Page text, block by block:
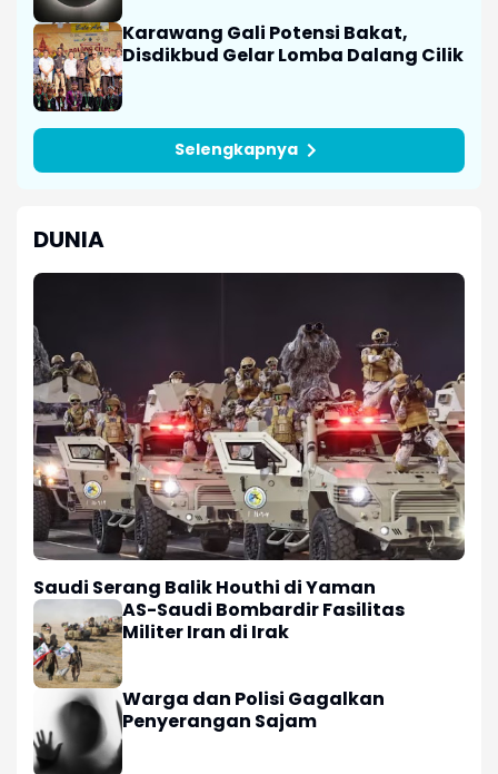
Karawang Gali Potensi Bakat,
Disdikbud Gelar Lomba Dalang Cilik
Selengkapnya
DUNIA
Saudi Serang Balik Houthi di Yaman
AS-Saudi Bombardir Fasilitas
Militer Iran di Irak
Warga dan Polisi Gagalkan
Penyerangan Sajam